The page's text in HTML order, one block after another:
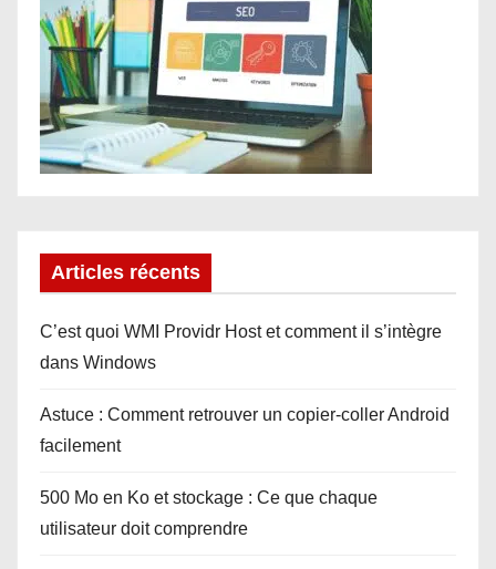
Articles récents
C’est quoi WMI Providr Host et comment il s’intègre
dans Windows
Astuce : Comment retrouver un copier-coller Android
facilement
500 Mo en Ko et stockage : Ce que chaque
utilisateur doit comprendre